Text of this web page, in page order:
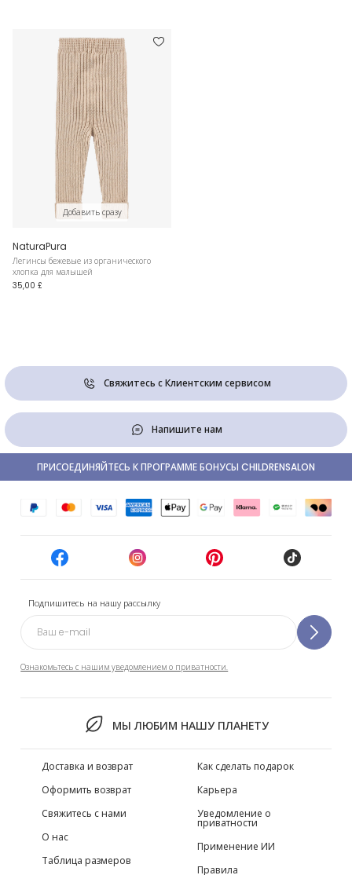
Добавить сразу
NaturaPura
Легинсы бежевые из органического
хлопка для малышей
35,00 £
Свяжитесь с Клиентским сервисом
Напишите нам
Подпишитесь на нашу рассылку
Ознакомьтесь с нашим уведомлением о приватности.
МЫ ЛЮБИМ НАШУ ПЛАНЕТУ
ПРИСОЕДИНЯЙТЕСЬ К ПРОГРАММЕ БОНУСЫ CHILDRENSALON
Доставка и возврат
Оформить возврат
Свяжитесь с нами
О нас
Таблица размеров
Как сделать подарок
Карьера
Уведомление о
приватности
Применение ИИ
Правила